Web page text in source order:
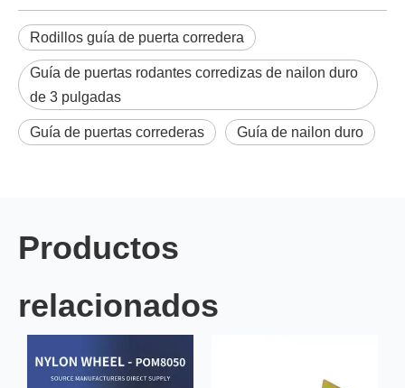
Rodillos guía de puerta corredera
Guía de puertas rodantes corredizas de nailon duro
de 3 pulgadas
Guía de puertas correderas Guía de nailon duro
Productos
relacionados